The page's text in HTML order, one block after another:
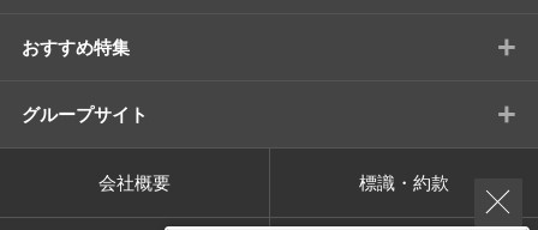
おすすめ特集 +
グループサイト +
会社概要 標識・約款